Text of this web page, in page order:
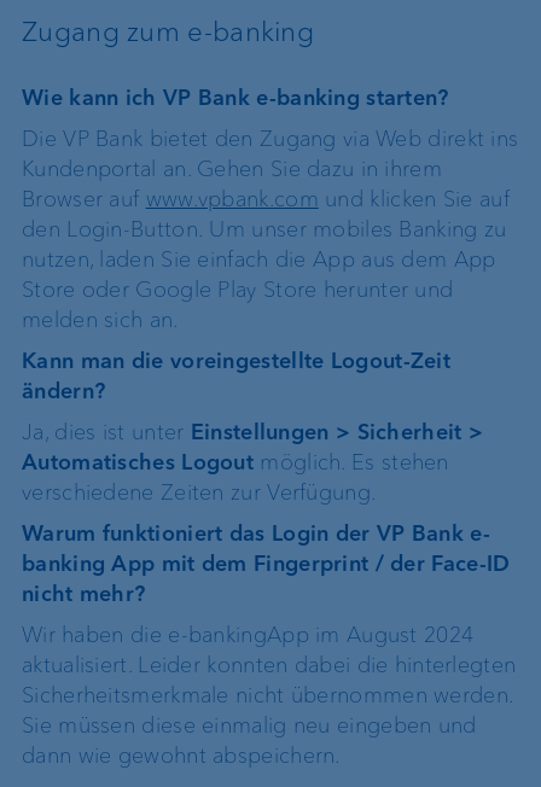
e-Bestellung von Vermögens- und
Kontoauszügen
Zugang zum e-banking
Wie kann ich VP Bank e-banking starten?
Die VP Bank bietet den Zugang via Web direkt ins
Kundenportal an. Gehen Sie dazu in ihrem
Browser auf www.vpbank.com und klicken Sie auf
den Login-Button. Um unser mobiles Banking zu
nutzen, laden Sie einfach die App aus dem App
Store oder Google Play Store herunter und
melden sich an.
Kann man die voreingestellte Logout-Zeit
ändern?
Ja, dies ist unter Einstellungen > Sicherheit >
Automatisches Logout möglich. Es stehen
verschiedene Zeiten zur Verfügung.
Warum funktioniert das Login der VP Bank e-
banking App mit dem Fingerprint / der Face-ID
nicht mehr?
Wir haben die e-bankingApp im August 2024
aktualisiert. Leider konnten dabei die hinterlegten
Sicherheitsmerkmale nicht übernommen werden.
Sie müssen diese einmalig neu eingeben und
dann wie gewohnt abspeichern.